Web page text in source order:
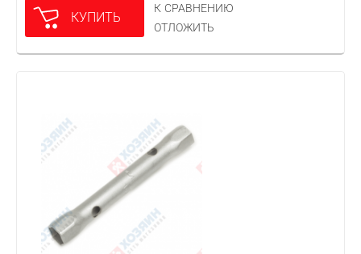
КУПИТЬ
К СРАВНЕНИЮ
ОТЛОЖИТЬ